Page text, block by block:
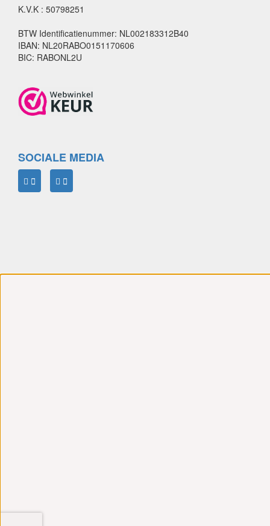
K.V.K : 50798251
BTW Identificatienummer: NL002183312B40
IBAN: NL20RABO0151170606
BIC: RABONL2U
SOCIALE MEDIA